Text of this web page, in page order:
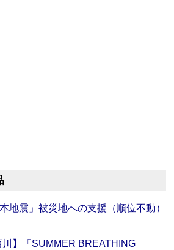
地震」被災地への支援（順位不動）
川】「SUMMER BREATHING